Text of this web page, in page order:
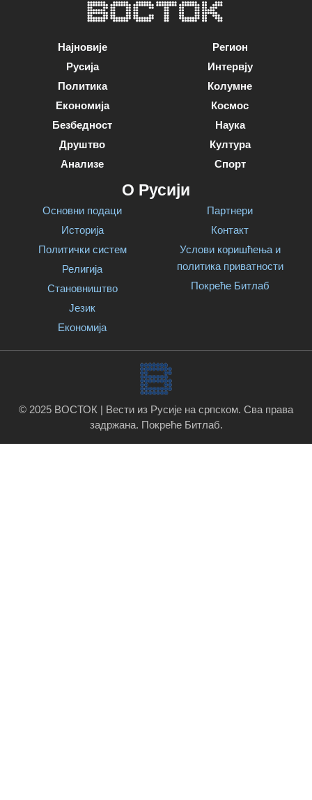
Најновије
Русија
Политика
Економија
Безбедност
Друштво
Анализе
Регион
Интервју
Колумне
Космос
Наука
Култура
Спорт
О Русији
Основни подаци
Историја
Политички систем
Религија
Становништво
Језик
Економија
Партнери
Контакт
Услови коришћења и
политика приватности
Покреће Битлаб
© 2025 ВОСТОК | Вести из Русије на српском. Сва права
задржана. Покреће Битлаб.